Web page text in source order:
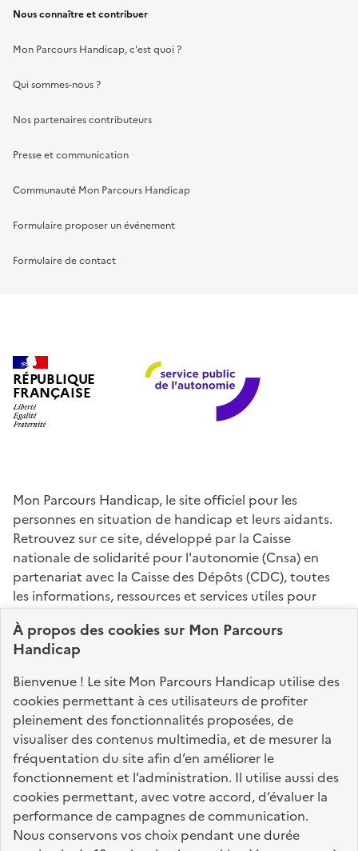
À propos descookiessur Mon Parcours
Handicap
Bienvenue ! Le site Mon Parcours Handicap utilise des
cookies permettant à ces utilisateurs de profiter
pleinement des fonctionnalités proposées, de
visualiser des contenus multimedia, et de mesurer la
fréquentation du site afin d’en améliorer le
fonctionnement et l’administration. Il utilise aussi des
cookies permettant, avec votre accord, d’évaluer la
performance de campagnes de communication.
Nous conservons vos choix pendant une durée
Nous connaître et contribuer
Mon Parcours Handicap, c'est quoi ?
Qui sommes-nous ?
Nos partenaires contributeurs
Presse et communication
Communauté Mon Parcours Handicap
Formulaire proposer un événement
Formulaire de contact
RÉPUBLIQUE
FRANÇAISE
Mon Parcours Handicap, le site officiel pour les
personnes en situation de handicap et leurs aidants.
Retrouvez sur ce site, développé par la Caisse
nationale de solidarité pour l'autonomie (Cnsa) en
partenariat avec la Caisse des Dépôts (CDC), toutes
les informations, ressources et services utiles pour
connaître vos droits, effectuer vos démarches,
identifier vos interlocuteurs.
Nos sites partenaires
info.gouv.fr service-public.fr legifrance.gouv.fr
data.gouv.fr
Nos partenaires
La Caisse des Dépôts
accompagne les parcours